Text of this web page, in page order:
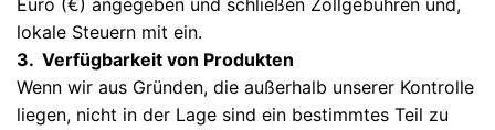
Euro (€) angegeben und schließen Zollgebühren und,
lokale Steuern mit ein.
3. Verfügbarkeit von Produkten
Wenn wir aus Gründen, die außerhalb unserer Kontrolle
liegen, nicht in der Lage sind ein bestimmtes Teil zu